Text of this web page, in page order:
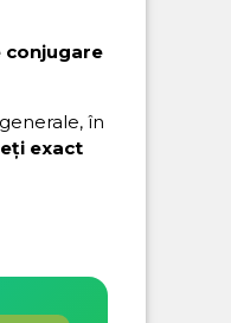
conjugare
în
exact